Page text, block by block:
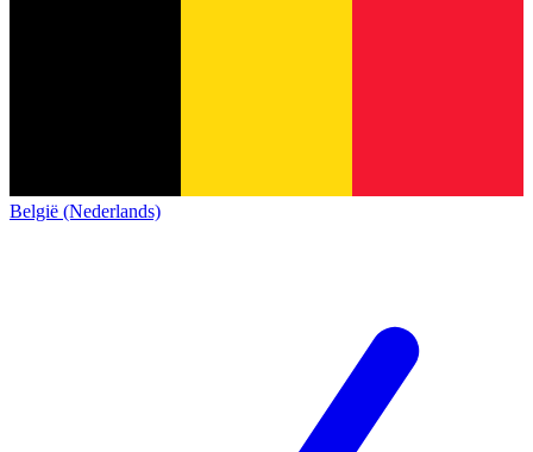
België (Nederlands)